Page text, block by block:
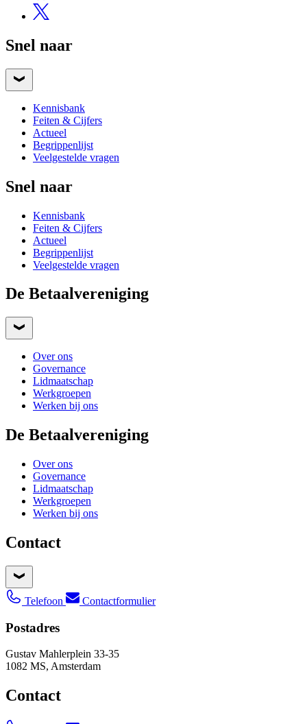
Snel naar
Kennisbank
Feiten & Cijfers
Actueel
Begrippenlijst
Veelgestelde vragen
Snel naar
Kennisbank
Feiten & Cijfers
Actueel
Begrippenlijst
Veelgestelde vragen
De Betaalvereniging
Over ons
Governance
Lidmaatschap
Werkgroepen
Werken bij ons
De Betaalvereniging
Over ons
Governance
Lidmaatschap
Werkgroepen
Werken bij ons
Contact
Telefoon Contactformulier
Postadres
Gustav Mahlerplein 33-35
1082 MS, Amsterdam
Contact